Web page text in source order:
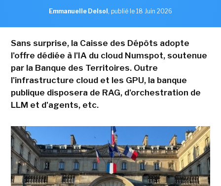
Emmanuelle Delsol , publié le 18 Juin 2026
Sans surprise, la Caisse des Dépôts adopte
l'offre dédiée à l'IA du cloud Numspot, soutenue
par la Banque des Territoires. Outre
l'infrastructure cloud et les GPU, la banque
publique disposera de RAG, d'orchestration de
LLM et d'agents, etc.